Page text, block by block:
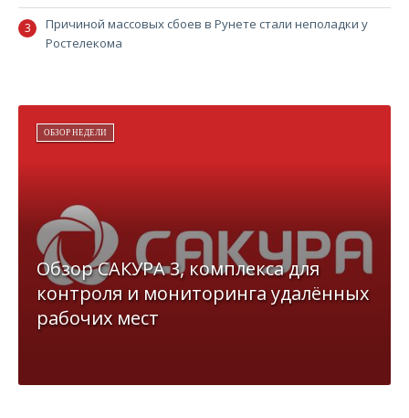
Причиной массовых сбоев в Рунете стали неполадки у
Ростелекома
ОБЗОР НЕДЕЛИ
Обзор САКУРА 3, комплекса для
контроля и мониторинга удалённых
рабочих мест